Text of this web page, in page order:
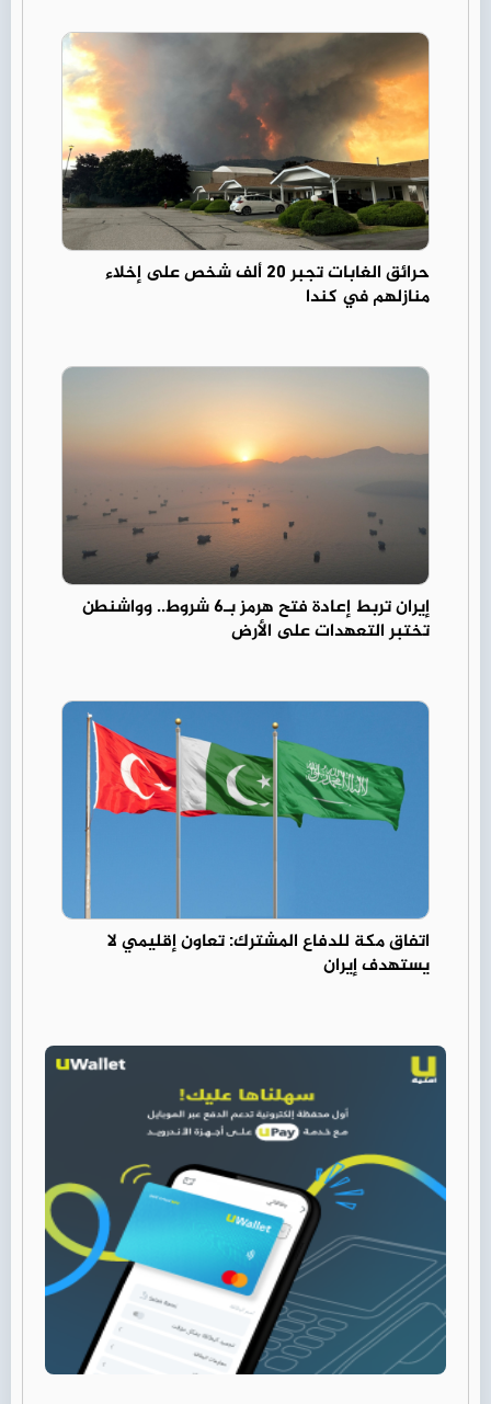
حرائق الغابات تجبر 20 ألف شخص على إخلاء
منازلهم في كندا
إيران تربط إعادة فتح هرمز بـ6 شروط.. وواشنطن
تختبر التعهدات على الأرض
اتفاق مكة للدفاع المشترك: تعاون إقليمي لا
يستهدف إيران